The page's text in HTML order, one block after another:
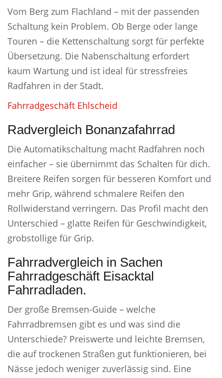
Vom Berg zum Flachland – mit der passenden
Schaltung kein Problem. Ob Berge oder lange
Touren – die Kettenschaltung sorgt für perfekte
Übersetzung. Die Nabenschaltung erfordert
kaum Wartung und ist ideal für stressfreies
Radfahren in der Stadt.
Fahrradgeschäft Ehlscheid
Radvergleich Bonanzafahrrad
Die Automatikschaltung macht Radfahren noch
einfacher – sie übernimmt das Schalten für dich.
Breitere Reifen sorgen für besseren Komfort und
mehr Grip, während schmalere Reifen den
Rollwiderstand verringern. Das Profil macht den
Unterschied – glatte Reifen für Geschwindigkeit,
grobstollige für Grip.
Fahrradvergleich in Sachen
Fahrradgeschäft Eisacktal
Fahrradladen.
Der große Bremsen-Guide – welche
Fahrradbremsen gibt es und was sind die
Unterschiede? Preiswerte und leichte Bremsen,
die auf trockenen Straßen gut funktionieren, bei
Nässe jedoch weniger zuverlässig sind. Eine